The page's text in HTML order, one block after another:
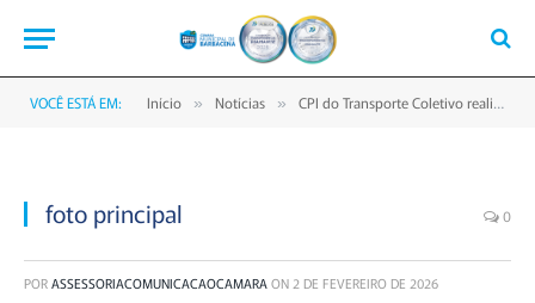
VOCÊ ESTÁ EM: Início » Notícias » CPI do Transporte Coletivo realiza oitivas de gestores municipais na Câmara de Barbacena
foto principal 0
PORASSESSORIACOMUNICACAOCAMARAON 2 DE FEVEREIRO DE 2026